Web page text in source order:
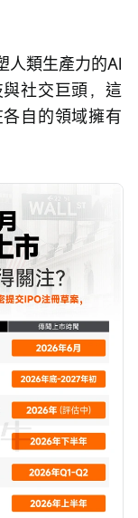
人類生產力的AI
社交巨頭，這
自的領域擁有